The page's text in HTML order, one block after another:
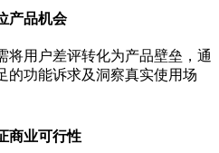
产品机会
将用户差评转化为产品壁垒，通
的功能诉求及洞察真实使用场
商业可行性